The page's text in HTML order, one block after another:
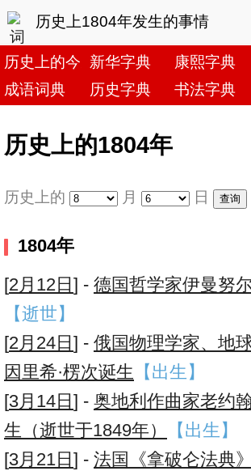
历史上1804年发生的事情
历史上的今天新华字典 康熙字典
成语词典
历史字典 书法字典
历史上的1804年
历史上的 月 日
1804年
[2月12日 ] - 德国哲学家伊曼努
【逝世】
[2月24日 ] - 俄国物理学家、地
因里希·楞次诞生 【出生】
[3月14日 ] - 奥地利作曲家老约
生（逝世于1849年）
【出生】
[3月21日 ] - 法国《拿破仑法典